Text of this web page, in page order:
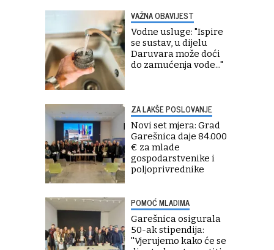
VAŽNA OBAVIJEST
Vodne usluge: "Ispire
se sustav, u dijelu
Daruvara može doći
do zamućenja vode..."
ZA LAKŠE POSLOVANJE
Novi set mjera: Grad
Garešnica daje 84.000
€ za mlade
gospodarstvenike i
poljoprivrednike
POMOĆ MLADIMA
Garešnica osigurala
50-ak stipendija:
''Vjerujemo kako će se